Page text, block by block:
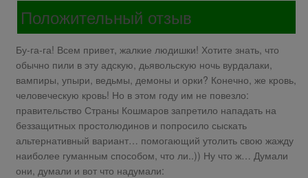
Положительный отзыв
Бу-га-га! Всем привет, жалкие людишки! Хотите знать, что
обычно пили в эту адскую, дьявольскую ночь вурдалаки,
вампиры, упыри, ведьмы, демоны и орки? Конечно, же кровь,
человеческую кровь! Но в этом году им не повезло:
правительство Страны Кошмаров запретило нападать на
беззащитных простолюдинов и попросило сыскать
альтернативный вариант… помогающий утолить свою жажду
наиболее гуманным способом, что ли..)) Ну что ж… Думали
они, думали и вот что надумали: